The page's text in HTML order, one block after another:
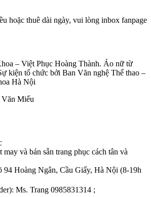
hoặc thuê dài ngày, vui lòng inbox fanpage
– Việt Phục Hoàng Thành. Áo nữ từ
kiện tổ chức bởi Ban Văn nghệ Thể thao –
Hà Nội
Miếu
và bán sẵn trang phục cách tân và
Hoàng Ngân, Cầu Giấy, Hà Nội (8-19h
Ms. Trang 0985831314 ;